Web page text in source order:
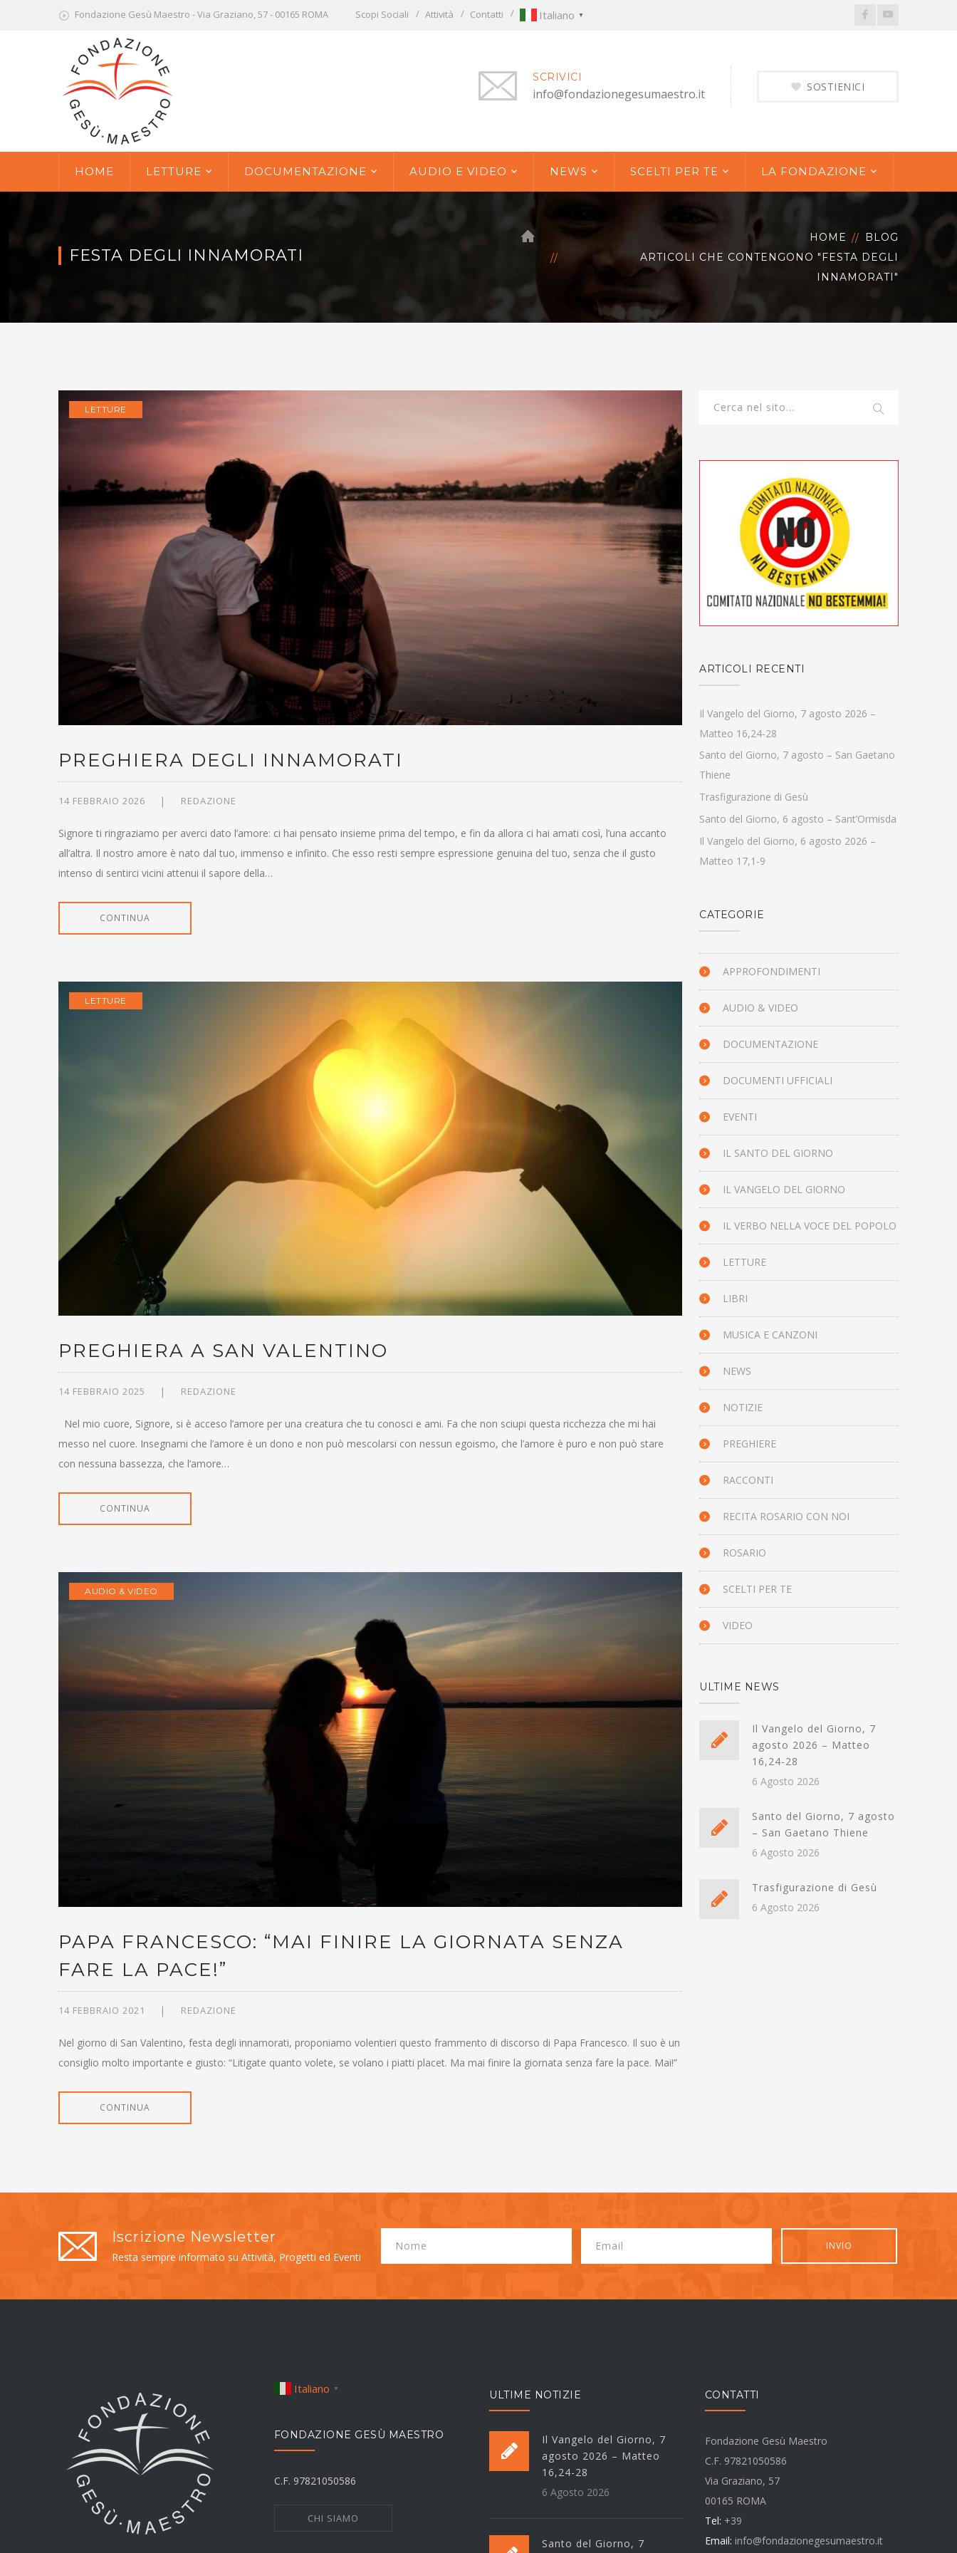
Fondazione Gesù Maestro - Via Graziano, 57 - 00165 ROMA Scopi Sociali Attività Contatti Italiano ▼
FacebookYoutube
SOSTIENICI
SCRIVICI
info@fondazionegesumaestro.it
HOME LETTURE DOCUMENTAZIONE AUDIO E VIDEO NEWS SCELTI PER TE LA FONDAZIONE
FESTA DEGLI INNAMORATI
HOME
BLOG
ARTICOLI CHE CONTENGONO "FESTA DEGLI
INNAMORATI"
LETTURE
PREGHIERA DEGLI INNAMORATI
14 FEBBRAIO 2026 REDAZIONE
Signore ti ringraziamo per averci dato l’amore: ci hai pensato insieme prima del tempo, e fin da allora ci hai amati così, l’una accanto
all’altra. Il nostro amore è nato dal tuo, immenso e infinito. Che esso resti sempre espressione genuina del tuo, senza che il gusto
intenso di sentirci vicini attenui il sapore della…
CONTINUA
LETTURE
PREGHIERA A SAN VALENTINO
14 FEBBRAIO 2025 REDAZIONE
Nel mio cuore, Signore, si è acceso l’amore per una creatura che tu conosci e ami. Fa che non sciupi questa ricchezza che mi hai
messo nel cuore. Insegnami che l’amore è un dono e non può mescolarsi con nessun egoismo, che l’amore è puro e non può stare
con nessuna bassezza, che l’amore…
CONTINUA
AUDIO & VIDEO
PAPA FRANCESCO: “MAI FINIRE LA GIORNATA SENZA
FARE LA PACE!”
14 FEBBRAIO 2021 REDAZIONE
Nel giorno di San Valentino, festa degli innamorati, proponiamo volentieri questo frammento di discorso di Papa Francesco. Il suo è un
consiglio molto importante e giusto: “Litigate quanto volete, se volano i piatti placet. Ma mai finire la giornata senza fare la pace. Mai!”
CONTINUA
ARTICOLI RECENTI
Il Vangelo del Giorno, 7 agosto 2026 –
Matteo 16,24-28
Santo del Giorno, 7 agosto – San Gaetano
Thiene
Trasfigurazione di Gesù
Santo del Giorno, 6 agosto – Sant’Ormisda
Il Vangelo del Giorno, 6 agosto 2026 –
Matteo 17,1-9
CATEGORIE
APPROFONDIMENTI
AUDIO & VIDEO
DOCUMENTAZIONE
DOCUMENTI UFFICIALI
EVENTI
IL SANTO DEL GIORNO
IL VANGELO DEL GIORNO
IL VERBO NELLA VOCE DEL POPOLO
LETTURE
LIBRI
MUSICA E CANZONI
NEWS
NOTIZIE
PREGHIERE
RACCONTI
RECITA ROSARIO CON NOI
ROSARIO
SCELTI PER TE
VIDEO
ULTIME NEWS
Il Vangelo del Giorno, 7
agosto 2026 – Matteo
16,24-28
6 Agosto 2026
Santo del Giorno, 7 agosto
– San Gaetano Thiene
6 Agosto 2026
Trasfigurazione di Gesù
6 Agosto 2026
Iscrizione Newsletter
Resta sempre informato su Attività, Progetti ed Eventi
Italiano ▼
FONDAZIONE GESÙ MAESTRO
C.F. 97821050586
CHI SIAMO
ULTIME NOTIZIE
Il Vangelo del Giorno, 7
agosto 2026 – Matteo
16,24-28
6 Agosto 2026
Santo del Giorno, 7
CONTATTI
Fondazione Gesù Maestro
C.F. 97821050586
Via Graziano, 57
00165 ROMA
Tel: +39
Email: info@fondazionegesumaestro.it